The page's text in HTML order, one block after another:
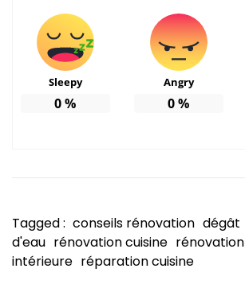
Sleepy
0%
Angry
0%
Tagged : conseils rénovation dégât
d'eau rénovation cuisine rénovation
intérieure réparation cuisine